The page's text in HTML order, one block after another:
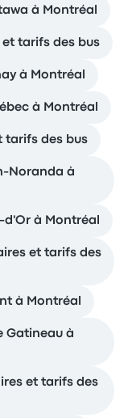
à Montréal
tarifs des bus
à Montréal
à Montréal
tarifs des bus
Noranda à
d'Or à Montréal
et tarifs des
à Montréal
Gatineau à
et tarifs des